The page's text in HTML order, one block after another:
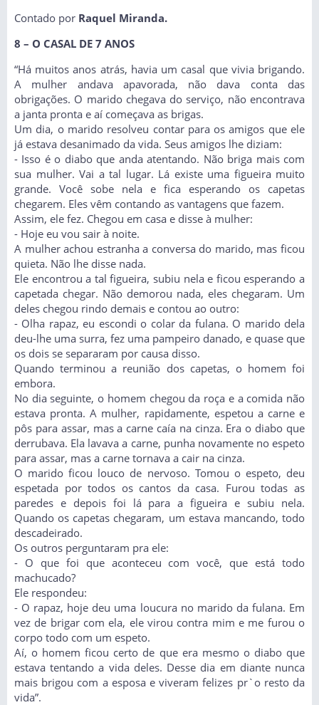
Contado por Raquel Miranda.
8 – O CASAL DE 7 ANOS
“Há muitos anos atrás, havia um casal que vivia brigando.
A mulher andava apavorada, não dava conta das
obrigações. O marido chegava do serviço, não encontrava
a janta pronta e aí começava as brigas.
Um dia, o marido resolveu contar para os amigos que ele
já estava desanimado da vida. Seus amigos lhe diziam:
- Isso é o diabo que anda atentando. Não briga mais com
sua mulher. Vai a tal lugar. Lá existe uma figueira muito
grande. Você sobe nela e fica esperando os capetas
chegarem. Eles vêm contando as vantagens que fazem.
Assim, ele fez. Chegou em casa e disse à mulher:
- Hoje eu vou sair à noite.
A mulher achou estranha a conversa do marido, mas ficou
quieta. Não lhe disse nada.
Ele encontrou a tal figueira, subiu nela e ficou esperando a
capetada chegar. Não demorou nada, eles chegaram. Um
deles chegou rindo demais e contou ao outro:
- Olha rapaz, eu escondi o colar da fulana. O marido dela
deu-lhe uma surra, fez uma pampeiro danado, e quase que
os dois se separaram por causa disso.
Quando terminou a reunião dos capetas, o homem foi
embora.
No dia seguinte, o homem chegou da roça e a comida não
estava pronta. A mulher, rapidamente, espetou a carne e
pôs para assar, mas a carne caía na cinza. Era o diabo que
derrubava. Ela lavava a carne, punha novamente no espeto
para assar, mas a carne tornava a cair na cinza.
O marido ficou louco de nervoso. Tomou o espeto, deu
espetada por todos os cantos da casa. Furou todas as
paredes e depois foi lá para a figueira e subiu nela.
Quando os capetas chegaram, um estava mancando, todo
descadeirado.
Os outros perguntaram pra ele:
- O que foi que aconteceu com você, que está todo
machucado?
Ele respondeu:
- O rapaz, hoje deu uma loucura no marido da fulana. Em
vez de brigar com ela, ele virou contra mim e me furou o
corpo todo com um espeto.
Aí, o homem ficou certo de que era mesmo o diabo que
estava tentando a vida deles. Desse dia em diante nunca
mais brigou com a esposa e viveram felizes pr`o resto da
vida”.